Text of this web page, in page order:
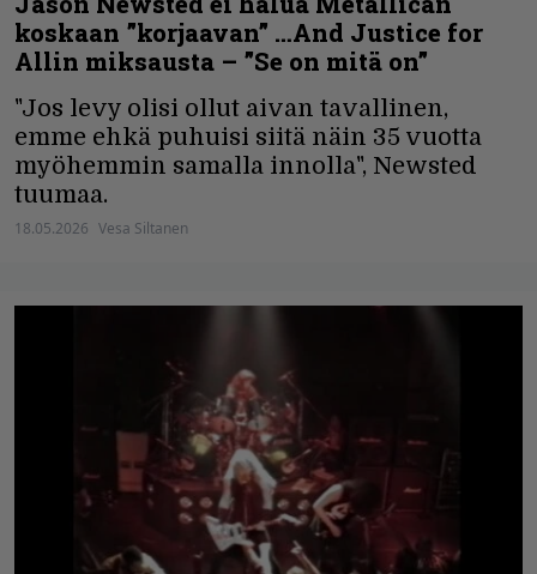
koskaan ”korjaavan” …And Justice for
Allin miksausta – ”Se on mitä on”
"Jos levy olisi ollut aivan tavallinen,
emme ehkä puhuisi siitä näin 35 vuotta
myöhemmin samalla innolla", Newsted
tuumaa.
18.05.2026 Vesa Siltanen